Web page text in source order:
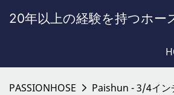
20年以上の経験を持つホー
PASSIONHOSE Paishun - 3/4イン